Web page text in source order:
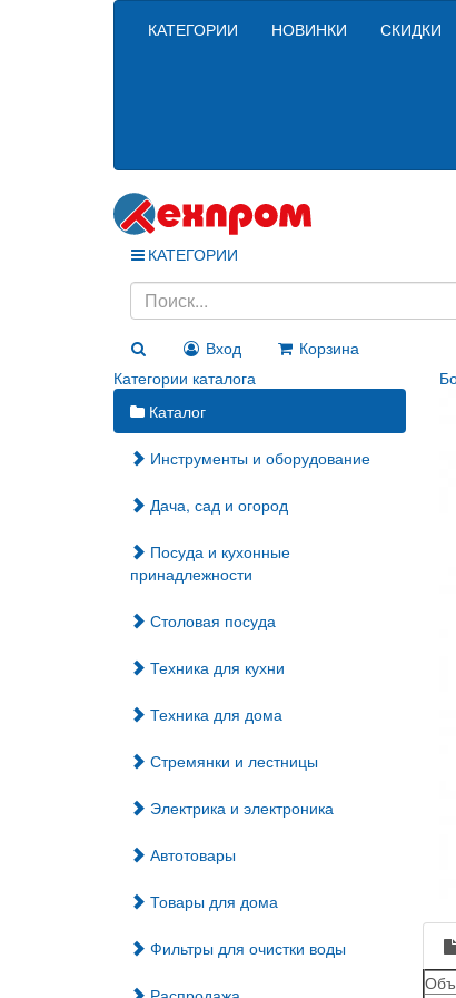
КАТЕГОРИИ НОВИНКИ СКИДКИ
КАТЕГОРИИ
Вход
Корзина
Категории каталога
Каталог
Инструменты и оборудование
Дача, сад и огород
Посуда и кухонные
принадлежности
Столовая посуда
Техника для кухни
Техника для дома
Стремянки и лестницы
Электрика и электроника
Автотовары
Товары для дома
Фильтры для очистки воды